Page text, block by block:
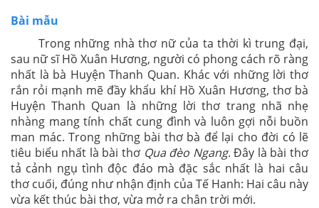
Bài mẫu
Trong những nhà thơ nữ của ta thời kì trung đại,
sau nữ sĩ Hồ Xuân Hương, người có phong cách rõ ràng
nhất là bà Huyện Thanh Quan. Khác với những lời thơ
rắn rỏi mạnh mẽ đầy khẩu khí Hồ Xuân Hương, thơ bà
Huyện Thanh Quan là những lời thơ trang nhã nhẹ
nhàng mang tính chất cung đình và luôn gợi nỗi buồn
man mác. Trong những bài thơ bà để lại cho đời có lẽ
tiêu biểu nhất là bài thơ Qua đèo Ngang. Đây là bài thơ
tả cảnh ngụ tình độc đáo mà đặc sắc nhất là hai câu
thơ cuối, đúng như nhận định của Tế Hanh: Hai câu này
vừa kết thúc bài thơ, vừa mở ra chân trời mới.